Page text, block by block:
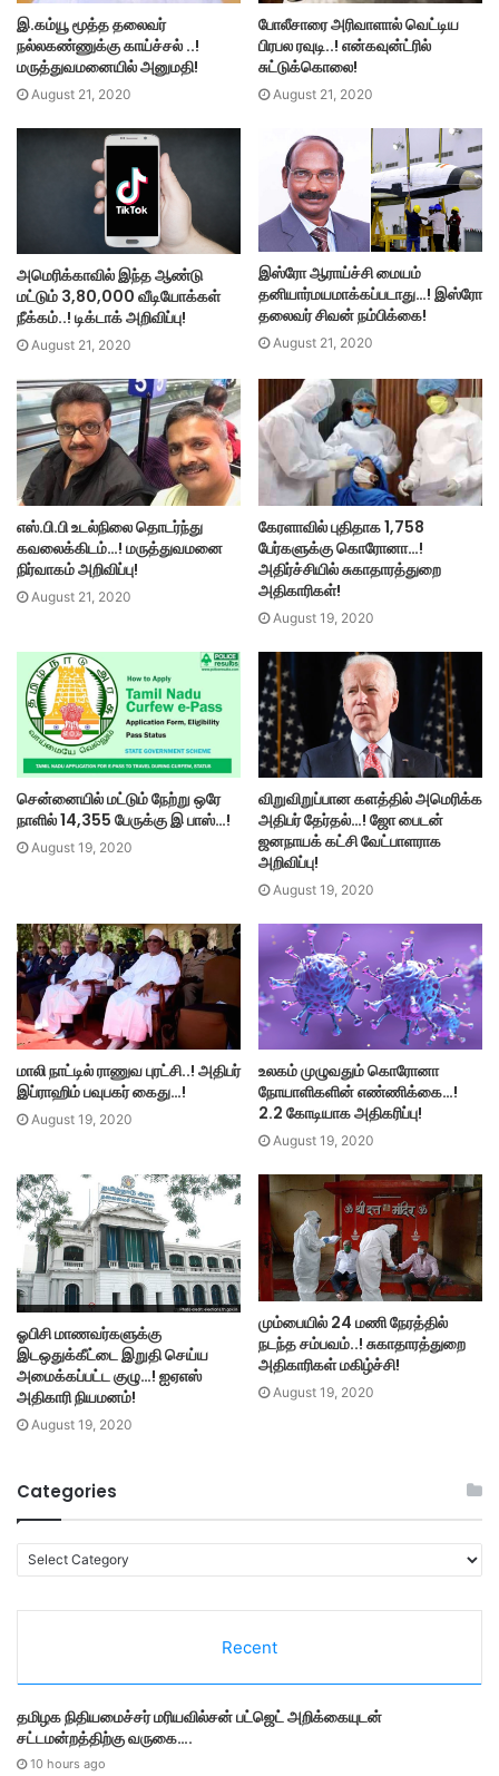
இ.கம்யூ மூத்த தலைவர்
நல்லகண்ணுக்கு காய்ச்சல் ..!
மருத்துவமனையில் அனுமதி!
August 21, 2020
போலீசாரை அரிவாளால் வெட்டிய
பிரபல ரவுடி..! என்கவுன்ட்ரில்
சுட்டுக்கொலை!
August 21, 2020
அமெரிக்காவில் இந்த ஆண்டு
மட்டும் 3,80,000 வீடியோக்கள்
நீக்கம்..! டிக்டாக் அறிவிப்பு!
August 21, 2020
இஸ்ரோ ஆராய்ச்சி மையம்
தனியார்மயமாக்கப்படாது…! இஸ்ரோ
தலைவர் சிவன் நம்பிக்கை!
August 21, 2020
எஸ்.பி.பி உடல்நிலை தொடர்ந்து
கவலைக்கிடம்…! மருத்துவமனை
நிர்வாகம் அறிவிப்பு!
August 21, 2020
கேரளாவில் புதிதாக 1,758
பேர்களுக்கு கொரோனா…!
அதிர்ச்சியில் சுகாதாரத்துறை
அதிகாரிகள்!
August 19, 2020
சென்னையில் மட்டும் நேற்று ஒரே
நாளில் 14,355 பேருக்கு இ பாஸ்…!
August 19, 2020
விறுவிறுப்பான களத்தில் அமெரிக்க
அதிபர் தேர்தல்…! ஜோ பைடன்
ஜனநாயக் கட்சி வேட்பாளராக
அறிவிப்பு!
August 19, 2020
மாலி நாட்டில் ராணுவ புரட்சி..! அதிபர்
இப்ராஹிம் பவுபகர் கைது…!
August 19, 2020
உலகம் முழுவதும் கொரோனா
நோயாளிகளின் எண்ணிக்கை…!
2.2 கோடியாக அதிகரிப்பு!
August 19, 2020
ஓபிசி மாணவர்களுக்கு
இடஒதுக்கீட்டை இறுதி செய்ய
அமைக்கப்பட்ட குழு…! ஐஏஎஸ்
அதிகாரி நியமனம்!
August 19, 2020
மும்பையில் 24 மணி நேரத்தில்
நடந்த சம்பவம்..! சுகாதாரத்துறை
அதிகாரிகள் மகிழ்ச்சி!
August 19, 2020
Categories
a
i
e
s
Recent
தமி​ழ​க நிதியமைச்சர் மரியவில்சன் பட்ஜெட் அறிக்கையுடன்
சட்டமன்றத்திற்கு வருகை….
10 hours ago